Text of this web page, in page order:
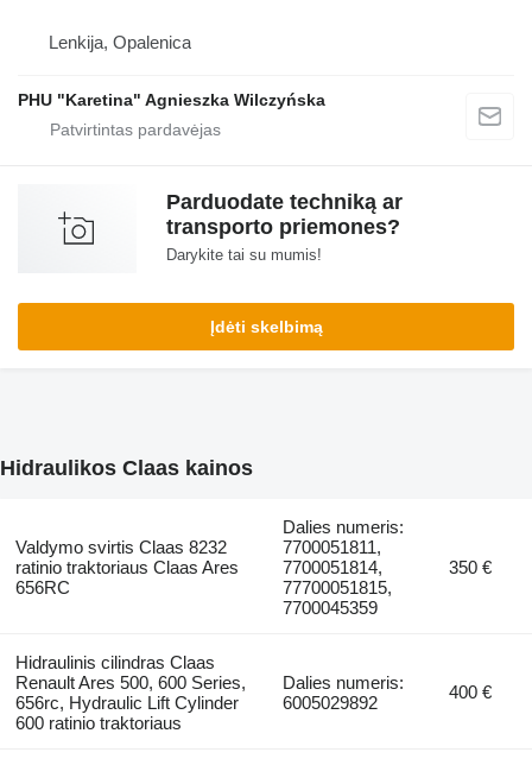
Lenkija, Opalenica
PHU "Karetina" Agnieszka Wilczyńska
Parduodate techniką ar
transporto priemones?
Darykite tai su mumis!
Įdėti skelbimą
Hidraulikos Claas kainos
Valdymo svirtis Claas 8232
ratinio traktoriaus Claas Ares
656RC
Dalies numeris:
7700051811,
7700051814,
77700051815,
7700045359
350 €
Hidraulinis cilindras Claas
Renault Ares 500, 600 Series,
656rc, Hydraulic Lift Cylinder
600 ratinio traktoriaus
Dalies numeris:
6005029892
400 €